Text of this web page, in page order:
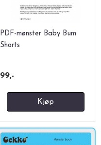
PDF-mønster Baby Bum
Shorts
99,-
Kjøp